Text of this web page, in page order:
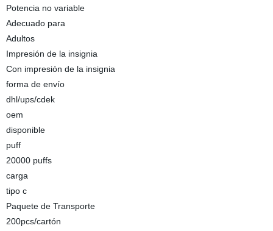
Potencia no variable
Adecuado para
Adultos
Impresión de la insignia
Con impresión de la insignia
forma de envío
dhl/ups/cdek
oem
disponible
puff
20000 puffs
carga
tipo c
Paquete de Transporte
200pcs/cartón